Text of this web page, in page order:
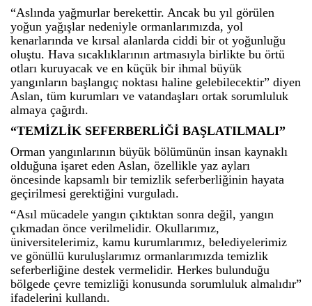
“Aslında yağmurlar berekettir. Ancak bu yıl görülen
yoğun yağışlar nedeniyle ormanlarımızda, yol
kenarlarında ve kırsal alanlarda ciddi bir ot yoğunluğu
oluştu. Hava sıcaklıklarının artmasıyla birlikte bu örtü
otları kuruyacak ve en küçük bir ihmal büyük
yangınların başlangıç noktası haline gelebilecektir” diyen
Aslan, tüm kurumları ve vatandaşları ortak sorumluluk
almaya çağırdı.
“TEMİZLİK SEFERBERLİĞİ BAŞLATILMALI”
Orman yangınlarının büyük bölümünün insan kaynaklı
olduğuna işaret eden Aslan, özellikle yaz ayları
öncesinde kapsamlı bir temizlik seferberliğinin hayata
geçirilmesi gerektiğini vurguladı.
“Asıl mücadele yangın çıktıktan sonra değil, yangın
çıkmadan önce verilmelidir. Okullarımız,
üniversitelerimiz, kamu kurumlarımız, belediyelerimiz
ve gönüllü kuruluşlarımız ormanlarımızda temizlik
seferberliğine destek vermelidir. Herkes bulunduğu
bölgede çevre temizliği konusunda sorumluluk almalıdır”
ifadelerini kullandı.